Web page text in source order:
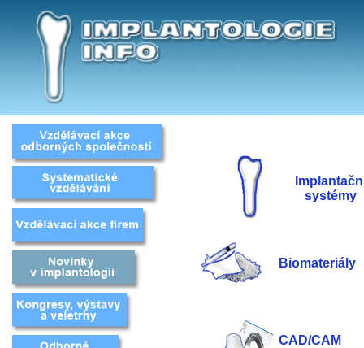
systémy
Biomateriály
CAD/CAM